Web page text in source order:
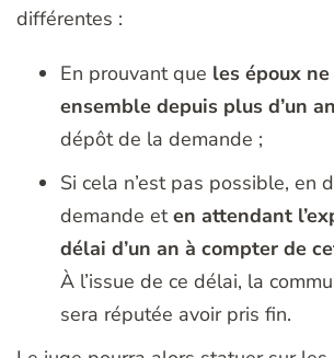
différentes :
En prouvant que les époux
ensemble depuis plus d’un an
dépôt de la demande ;
Si cela n’est pas possible, en
demande eten attendant
délai d’un an à compter de
À l’issue de ce délai, la
sera réputée avoir pris fin.